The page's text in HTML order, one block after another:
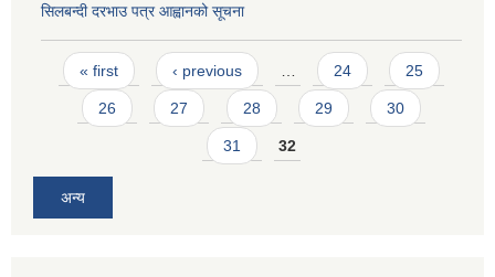
सिलबन्दी दरभाउ पत्र आह्वानको सूचना
Pages
« first ‹ previous … 24 25
26 27 28 29 30
31 32
अन्य